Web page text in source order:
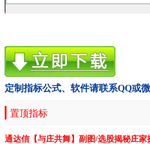
定制指标公式、软件请联系QQ或
置顶指标
通达信【与庄共舞】副图/选股揭秘庄家